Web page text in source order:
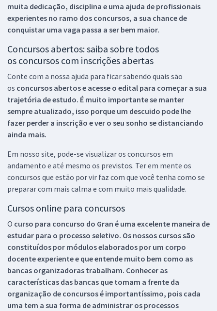
muita dedicação, disciplina e uma ajuda de profissionais
experientes no ramo dos concursos, a sua chance de
conquistar uma vaga passa a ser bem maior.
Concursos abertos: saiba sobre todos
os concursos com inscrições abertas
Conte com a nossa ajuda para ficar sabendo quais são
os concursos abertos e acesse o edital para começar a sua
trajetória de estudo. É muito importante se manter
sempre atualizado, isso porque um descuido pode lhe
fazer perder a inscrição e ver o seu sonho se distanciando
ainda mais.
Em nosso site, pode-se visualizar os concursos em
andamento e até mesmo os previstos. Ter em mente os
concursos que estão por vir faz com que você tenha como se
preparar com mais calma e com muito mais qualidade.
Cursos online para concursos
O curso para concurso do Gran é uma excelente maneira de
estudar para o processo seletivo. Os nossos cursos são
constituídos por módulos elaborados por um corpo
docente experiente e que entende muito bem como as
bancas organizadoras trabalham. Conhecer as
características das bancas que tomam a frente da
organização de concursos é importantíssimo, pois cada
uma tem a sua forma de administrar os processos